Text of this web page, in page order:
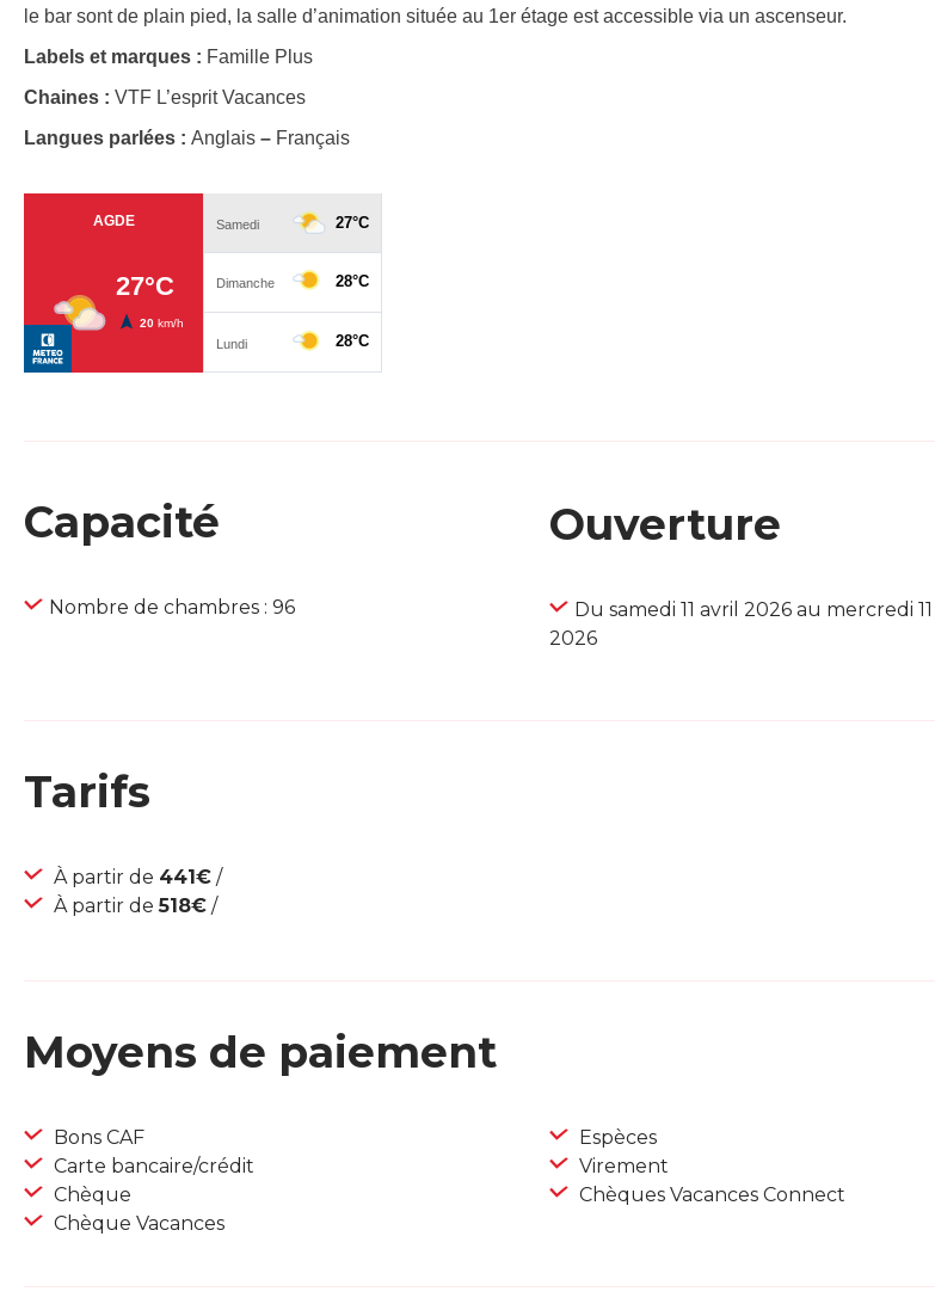
le bar sont de plain pied, la salle d’animation située au 1er étage est accessible via un ascenseur.
Labels et marques : Famille Plus
Chaines : VTF L’esprit Vacances
Langues parlées : Anglais – Français
Capacité
Nombre de chambres : 96
Ouverture
Du samedi 11 avril 2026 au mercredi
2026
Tarifs
À partir de 441€ /
À partir de518€ /
Moyens de paiement
Bons CAF
Carte bancaire/crédit
Chèque
Chèque Vacances
Espèces
Virement
Chèques Vacances Connect